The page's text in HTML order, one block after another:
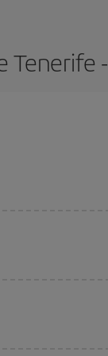
Tenerife